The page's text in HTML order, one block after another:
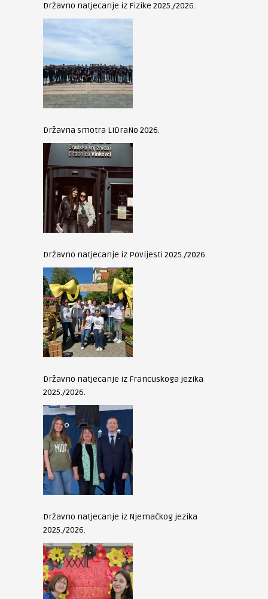
Državno natjecanje iz Fizike 2025./2026.
Državna smotra LiDraNo 2026.
Državno natjecanje iz Povijesti 2025./2026.
Državno natjecanje iz Francuskoga jezika
2025./2026.
Državno natjecanje iz Njemačkog jezika
2025./2026.